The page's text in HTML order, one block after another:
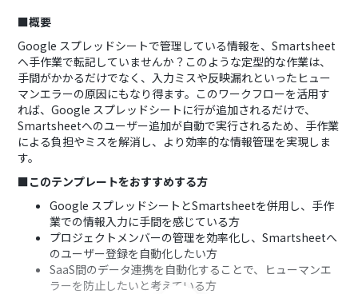
■概要
Google スプレッドシートで管理している情報を、Smartsheet
へ手作業で転記していませんか？このような定型的な作業は、
手間がかかるだけでなく、入力ミスや反映漏れといったヒュー
マンエラーの原因にもなり得ます。このワークフローを活用す
れば、Google スプレッドシートに行が追加されるだけで、
Smartsheetへのユーザー追加が自動で実行されるため、手作業
による負担やミスを解消し、より効率的な情報管理を実現しま
す。
■このテンプレートをおすすめする方
Google スプレッドシートとSmartsheetを併用し、手作
業での情報入力に手間を感じている方
プロジェクトメンバーの管理を効率化し、Smartsheetへ
のユーザー登録を自動化したい方
SaaS間のデータ連携を自動化することで、ヒューマンエ
ラーを防止したいと考えている方